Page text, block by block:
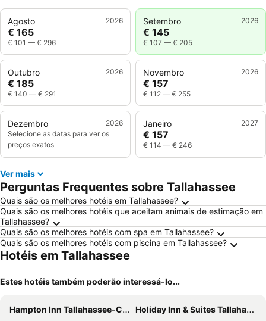
Agosto 2026
€ 165
€ 101 — € 296
Setembro 2026
€ 145
€ 107 — € 205
Outubro 2026
€ 185
€ 140 — € 291
Novembro 2026
€ 157
€ 112 — € 255
Dezembro
2026
Selecione as datas para ver os
preços exatos
Janeiro 2027
€ 157
€ 114 — € 246
Ver mais
Perguntas Frequentes sobre Tallahassee
Quais são os melhores hotéis em Tallahassee?
Quais são os melhores hotéis que aceitam animais de estimação em
Tallahassee?
Quais são os melhores hotéis com spa em Tallahassee?
Quais são os melhores hotéis com piscina em Tallahassee?
Hotéis em Tallahassee
Estes hotéis também poderão interessá-lo...
Hampton Inn Tallahassee-Central
Holiday Inn & Suites Tallahassee Conference Ctr N By Ihg